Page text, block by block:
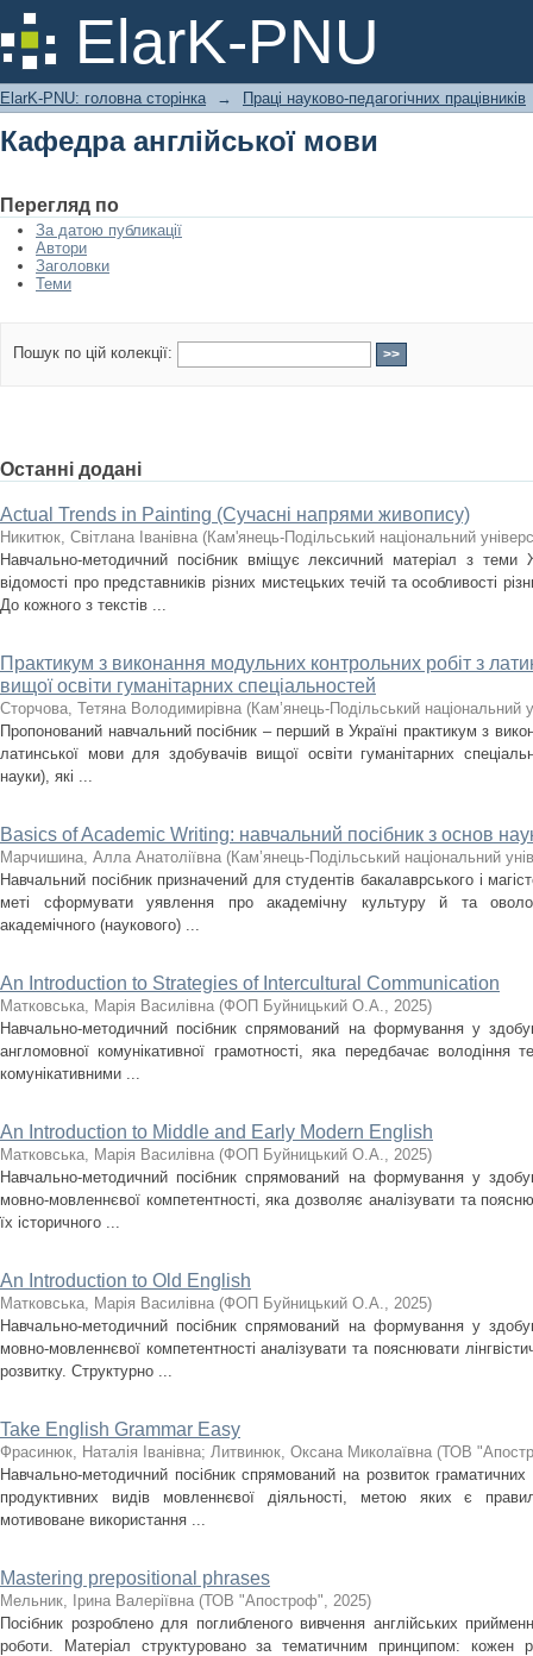
ElarK-PNU
Кафедра англійської мови
ElarK-PNU: головна сторінка → Праці науково-педагогічних працівників
Кафедра англійської мови
Перегляд по
За датою публикації
Автори
Заголовки
Теми
Пошук по цій колекції:
Останні додані
Actual Trends in Painting (Сучасні напрями живопису)
Никитюк, Світлана Іванівна (Кам'янець-Подільський національний
Навчально-методичний посібник вміщує лексичний матеріал з теми
відомості про представників різних мистецьких течій та особливості
До кожного з текстів ...
Практикум з виконання модульних контрольних робіт з
вищої освіти гуманітарних спеціальностей
Сторчова, Тетяна Володимирівна (Кам’янець-Подільський національний
Пропонований навчальний посібник – перший в Україні практикум з
латинської мови для здобувачів вищої освіти гуманітарних
науки), які ...
Basics of Academic Writing: навчальний посібник з основ
Марчишина, Алла Анатоліївна (Кам’янець-Подільський національний
Навчальний посібник призначений для студентів бакалаврського і
меті сформувати уявлення про академічну культуру й та
академічного (наукового) ...
An Introduction to Strategies of Intercultural Communication
Матковська, Марія Василівна (ФОП Буйницький О.А., 2025)
Навчально-методичний посібник спрямований на формування у
англомовної комунікативної грамотності, яка передбачає володіння
комунікативними ...
An Introduction to Middle and Early Modern English
Матковська, Марія Василівна (ФОП Буйницький О.А., 2025)
Навчально-методичний посібник спрямований на формування у
мовно-мовленнєвої компетентності, яка дозволяє аналізувати та
їх історичного ...
An Introduction to Old English
Матковська, Марія Василівна (ФОП Буйницький О.А., 2025)
Навчально-методичний посібник спрямований на формування у
мовно-мовленнєвої компетентності аналізувати та пояснювати
розвитку. Структурно ...
Take English Grammar Easy
Фрасинюк, Наталія Іванівна; Литвинюк, Оксана Миколаївна (ТОВ
Навчально-методичний посібник спрямований на розвиток
продуктивних видів мовленнєвої діяльності, метою яких є
мотивоване використання ...
Mastering prepositional phrases
Мельник, Ірина Валеріївна (ТОВ "Апостроф", 2025)
Посібник розроблено для поглибленого вивчення англійських
роботи. Матеріал структуровано за тематичним принципом: кожен